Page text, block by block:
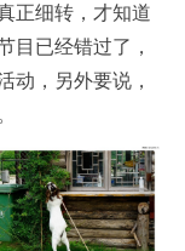
正细转，才知道
目已经错过了，
动，另外要说，